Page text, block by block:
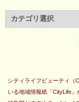
シティライフビューティ（
いる地域情報紙「CityLife」